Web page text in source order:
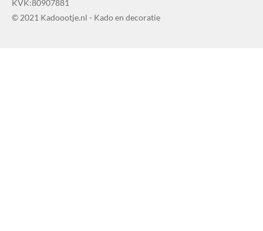
KVK:80907881
© 2021 Kadoootje.nl - Kado en decoratie